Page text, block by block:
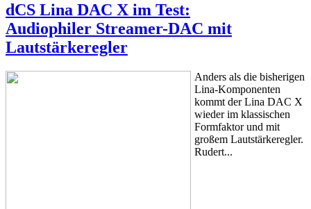
dCS Lina DAC X im Test:
Audiophiler Streamer-DAC mit
Lautstärkeregler
Anders als die bisherigen
Lina-Komponenten
kommt der Lina DAC X
wieder im klassischen
Formfaktor und mit
großem Lautstärkeregler.
Rudert...